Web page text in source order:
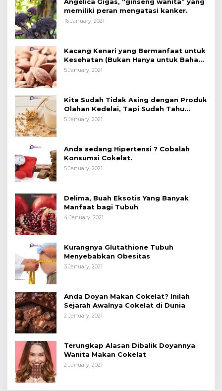
memiliki peran mengatasi kanker.
16 January, 2021
Kacang Kenari yang Bermanfaat untuk
Kesehatan (Bukan Hanya untuk Bahan
Kue)
5 January, 2021
Kita Sudah Tidak Asing dengan Produk
Olahan Kedelai, Tapi Sudah Tahu
Manfaatnya untuk Kesehatan?
5 January, 2021
Anda sedang Hipertensi ? Cobalah
Konsumsi Cokelat.
5 January, 2021
Delima, Buah Eksotis Yang Banyak
Manfaat bagi Tubuh
4 January, 2021
Kurangnya Glutathione Tubuh
Menyebabkan Obesitas
3 January, 2021
Anda Doyan Makan Cokelat? Inilah
Sejarah Awalnya Cokelat di Dunia
2 January, 2021
Terungkap Alasan Dibalik Doyannya
Wanita Makan Cokelat
2 January, 2021